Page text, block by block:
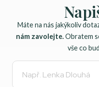
Máte na nás jakýkoliv
nám zavolejte.Obratem
vše co